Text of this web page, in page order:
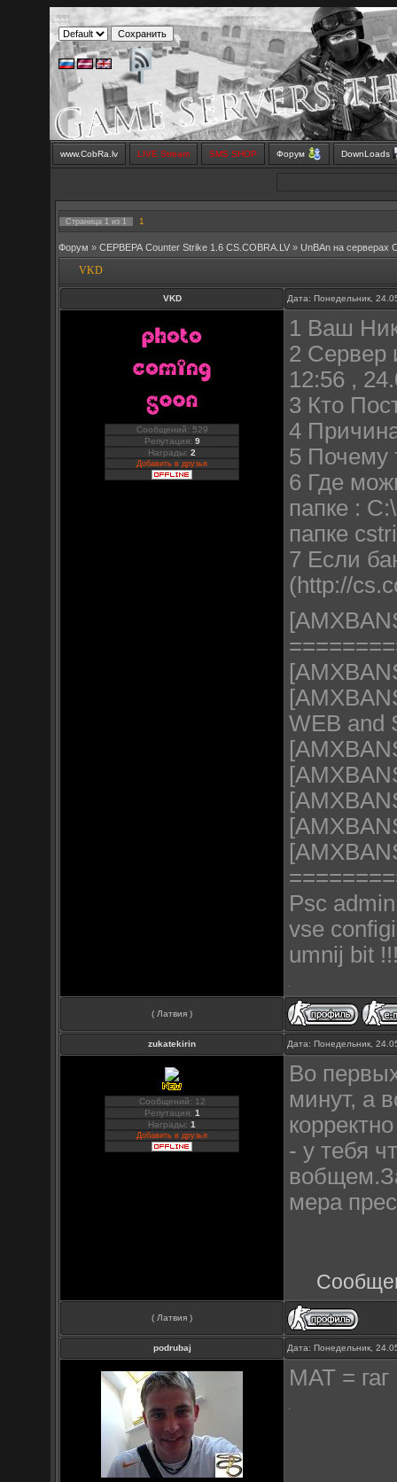
www.CobRa.lv LIVE Stream SMS SHOP Форум DownLoads
Страница 1 из 1 1
Форум » СЕРВЕРА Counter Strike 1.6 CS.COBRA.LV » UnBAn на серверах
VKD
VKD Дата: Понедельник,
Сообщений: 529
Репутация: 9
Награды:2
Добавить в друзья
1 Ваш
2 Сервер
12:56 ,
3 Кто
4
5 Почему
6 Где
папке :
папке
7 Если
(http://
WEB and
Psc
vse
umnij bit
( Латвия )
zukatekirin Дата: Понедельник,
Сообщений: 12
Репутация: 1
Награды:1
Добавить в друзья
Во
минут, а
- у тебя
мера
( Латвия )
podrubaj Дата: Понедельник,
МАТ =